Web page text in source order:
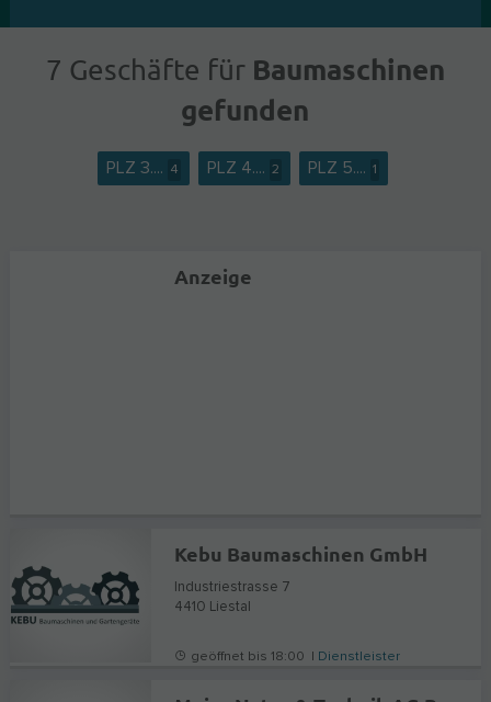
7 Geschäfte fürBaumaschinen
gefunden
PLZ 3.... 4 PLZ 4.... 2 PLZ 5.... 1
Anzeige
Kebu Baumaschinen GmbH
Industriestrasse 7
4410 Liestal
geöffnet bis 18:00 | Dienstleister